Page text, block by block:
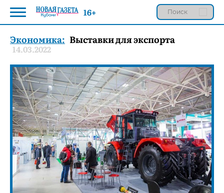
Экономика: Выставки для экспорта
14.03.2022
16+